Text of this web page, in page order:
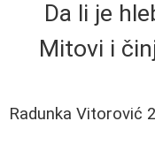
Da li je
Mitovi i
Radunka Vitorović